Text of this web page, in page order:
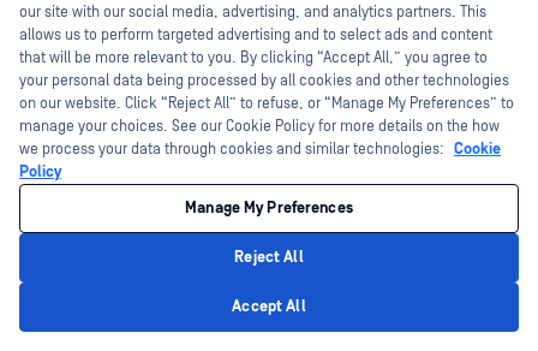
IT 與網路安全領導者此刻必須掌握的關鍵洞見。
檢視報告
2025OPSWAT 威脅趨勢報告
全球網路攻擊趨勢需要行動智慧
以提供更好的防護
our site with our social media, advertising, and analytics partners. This
allows us to perform targeted advertising and to select ads and content
that will be more relevant to you. By clicking “Accept All,” you agree to
your personal data being processed by all cookies and other technologies
on our website. Click “Reject All” to refuse, or “Manage My Preferences” to
manage your choices. See our Cookie Policy for more details on the how
we process your data through cookies and similar technologies: Cookie
Policy
Manage My Preferences
Reject All
Accept All
today?